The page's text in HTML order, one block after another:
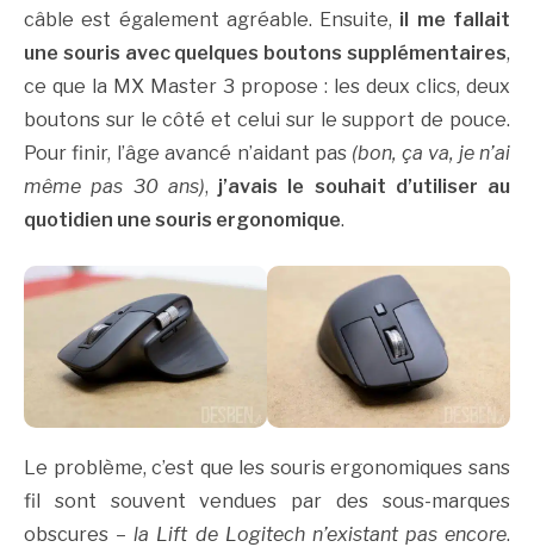
câble est également agréable. Ensuite, il me fallait
une souris avec quelques boutons supplémentaires,
ce que la MX Master 3 propose : les deux clics, deux
boutons sur le côté et celui sur le support de pouce.
Pour finir, l’âge avancé n’aidant pas (bon, ça va, je n’ai
même pas 30 ans), j’avais le souhait d’utiliser au
quotidien une souris ergonomique.
Le problème, c’est que les souris ergonomiques sans
fil sont souvent vendues par des sous-marques
obscures –la Lift de Logitech n’existant pas encore.